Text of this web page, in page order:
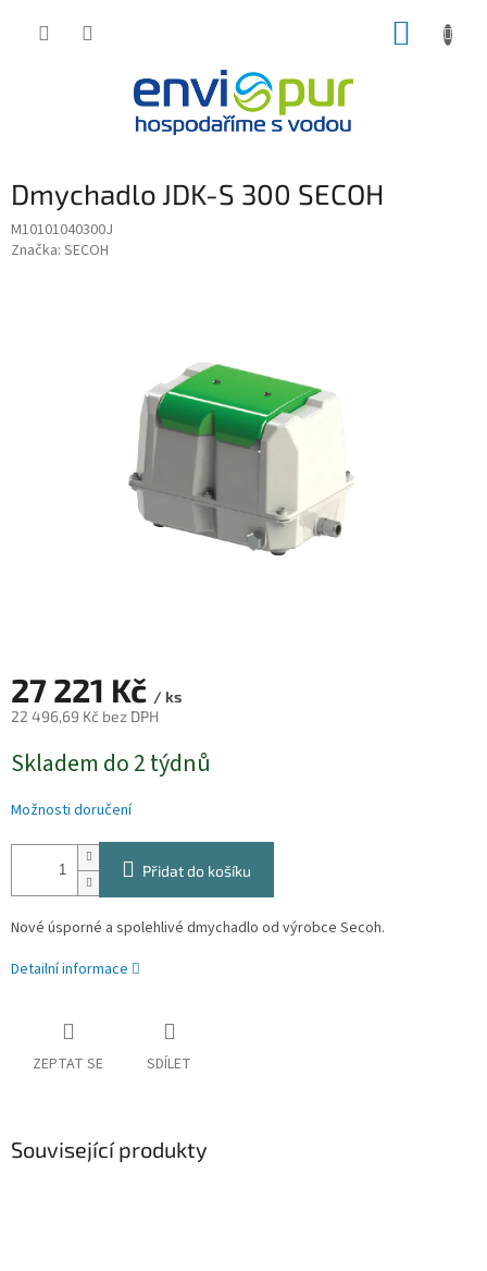
Dmychadlo JDK-S 300 SECOH
M10101040300J
Značka: SECOH
27 221 Kč / ks
22 496,69 Kč bez DPH
cena:
Skladem do 2 týdnů
Možnosti doručení
Přidat do košíku
Nové úsporné a spolehlivé dmychadlo od výrobce Secoh.
Detailní informace
ZEPTAT SE SDÍLET
Související produkty